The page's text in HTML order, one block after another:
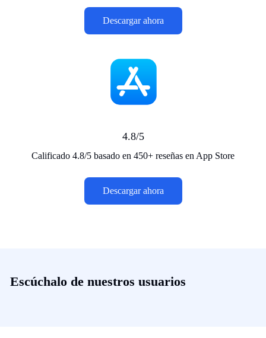
Descargar ahora
4.8/5
Calificado 4.8/5 basado en 450+ reseñas en App Store
Descargar ahora
Escúchalo de nuestros usuarios